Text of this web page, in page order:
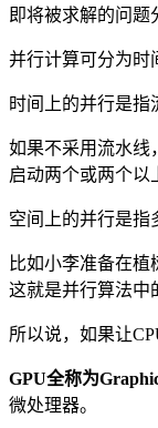
即将被求解的问题
并行计算可分为时
时间上的并行是指
如果不采用流水线
启动两个或两个以
空间上的并行是指
比如小李准备在
这就是并行算法中
所以说，如果让
GPU全称为
微处理器。